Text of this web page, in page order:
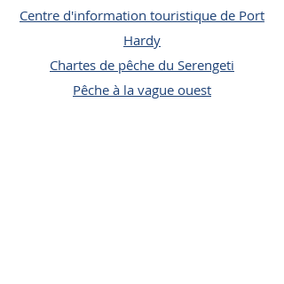
Centre d'information touristique de Port
Hardy
Chartes de pêche du Serengeti
Pêche à la vague ouest